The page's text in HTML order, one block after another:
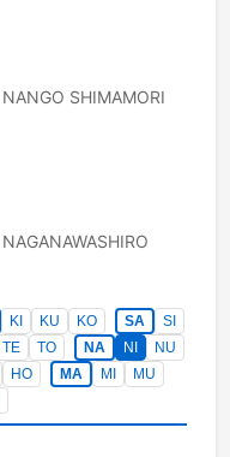
NANGO SHIMAMORI
NAGANAWASHIRO
KI KU KO SA
SI
TE TO NA NI
NU
HO MA MI
MU